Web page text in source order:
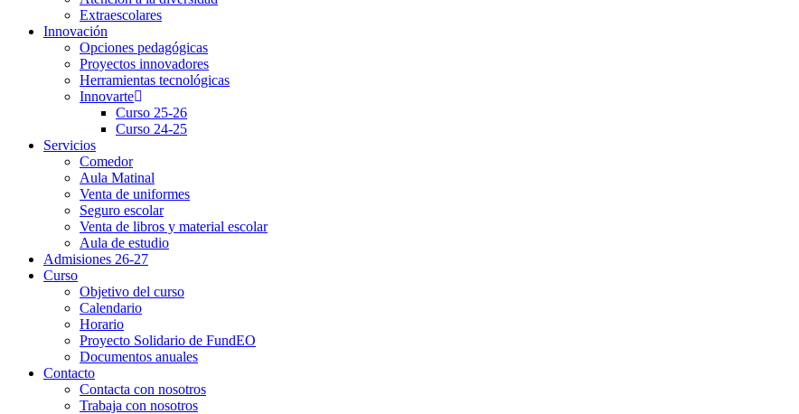
Extraescolares
Innovación
Opciones pedagógicas
Proyectos innovadores
Herramientas tecnológicas
Innovarte
Curso 25-26
Curso 24-25
Servicios
Comedor
Aula Matinal
Venta de uniformes
Seguro escolar
Venta de libros y material escolar
Aula de estudio
Admisiones 26-27
Curso
Objetivo del curso
Calendario
Horario
Proyecto Solidario de FundEO
Documentos anuales
Contacto
Contacta con nosotros
Trabaja con nosotros